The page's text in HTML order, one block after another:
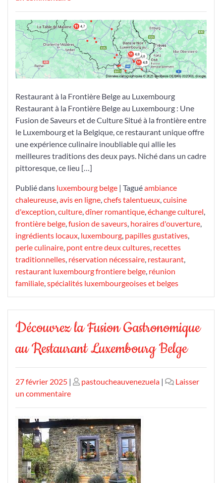
à
la
Frontière
Belge
au
Luxembourg
:
Une
Fusion
de
Saveurs
et
de
Culture
Restaurant à la Frontière Belge au Luxembourg
Restaurant à la Frontière Belge au Luxembourg : Une
Fusion de Saveurs et de Culture Situé à la frontière entre
le Luxembourg et la Belgique, ce restaurant unique offre
une expérience culinaire inoubliable qui allie les
meilleures traditions des deux pays. Niché dans un cadre
pittoresque, ce lieu […]
Publié dans luxembourg belge | Taguéambiance
chaleureuse,avis en ligne,chefs talentueux,cuisine
d'exception,culture,dîner romantique,échange culturel,
frontière belge,fusion de saveurs, horaires d'ouverture,
ingrédients locaux, luxembourg, papilles gustatives,
perle culinaire, pont entre deux cultures, recettes
traditionnelles, réservation nécessaire, restaurant,
restaurant luxembourg frontiere belge, réunion
familiale,spécialités luxembourgeoises et belges
Découvrez la Fusion Gastronomique
au Restaurant Luxembourg Belge
Publié
le
27 février 2025 | Publié
pastoucheauvenezuela |
Laisser
un commentairesur
la
Fusion
Gastronomique
au
Restaurant
Luxembourg